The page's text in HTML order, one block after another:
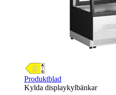
Produktblad
Kylda displaykylbänkar